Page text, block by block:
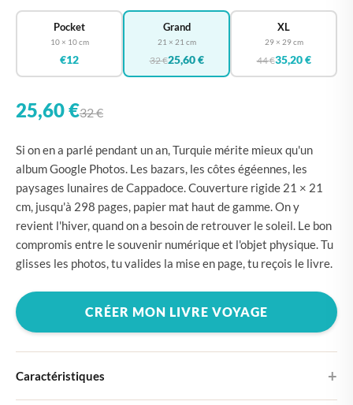
Pocket
10 × 10 cm
€12
Grand
21 × 21 cm
32 €25,60 €
XL
29 × 29 cm
44 €35,20 €
25,60 €32 €
Si on en a parlé pendant un an, Turquie mérite mieux qu'un
album Google Photos. Les bazars, les côtes égéennes, les
paysages lunaires de Cappadoce. Couverture rigide 21 × 21
cm, jusqu'à 298 pages, papier mat haut de gamme. On y
revient l'hiver, quand on a besoin de retrouver le soleil. Le bon
compromis entre le souvenir numérique et l'objet physique. Tu
glisses les photos, tu valides la mise en page, tu reçois le livre.
CRÉER MON LIVRE VOYAGE
Caractéristiques